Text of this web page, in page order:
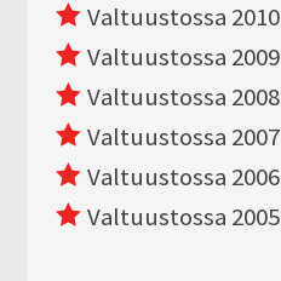
Valtuustossa 2010
Valtuustossa 2009
Valtuustossa 2008
Valtuustossa 2007
Valtuustossa 2006
Valtuustossa 2005